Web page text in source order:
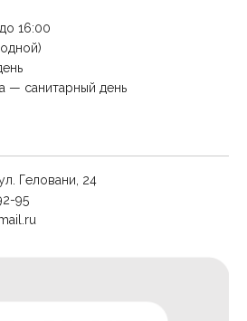
16:00
— санитарный день
Геловани, 24
95